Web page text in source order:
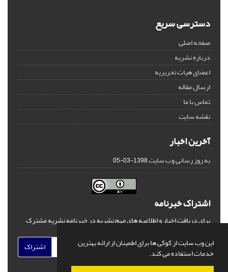
این وب سایت از کوکی ها برای اطمینان از ارائه بهترین
خدمات استفاده می کند.
دسترسی سریع
صفحه اصلی
درباره نشریه
اعضای هیات تحریریه
ارسال مقاله
تماس با ما
نقشه سایت
آخرین اخبار
به روز رسانی وب سایت1398-03-05
اشتراک خبرنامه
برای دریافت اخبار و اطلاعیه های مهم نشریه در خبرنامه نشریه مشترک
اشتراک